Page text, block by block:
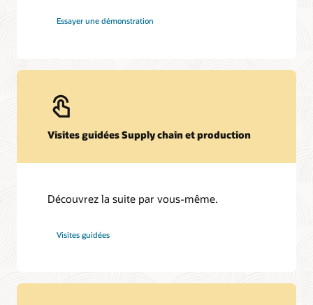
Essayer une démonstration
Visites guidées Supply chain et production
Découvrez la suite par vous-même.
Visites guidées